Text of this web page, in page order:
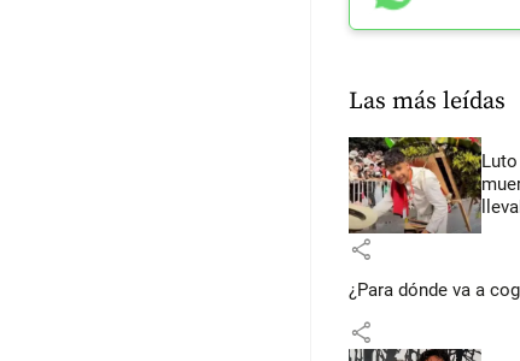
Las más leídas
share
¿Para dónde va a
share